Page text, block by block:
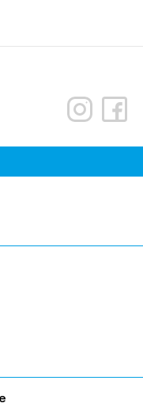
lahko do nje
prijaviti.